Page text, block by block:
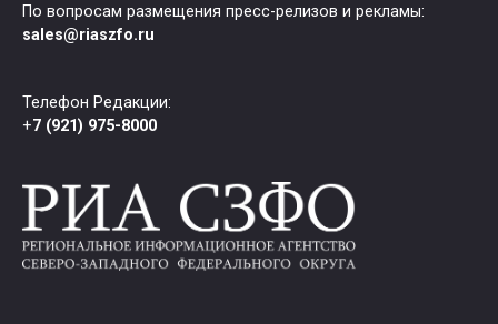
По вопросам размещения пресс-релизов и рекламы:
sales@riaszfo.ru
Телефон Редакции:
+7 (921) 975-8000